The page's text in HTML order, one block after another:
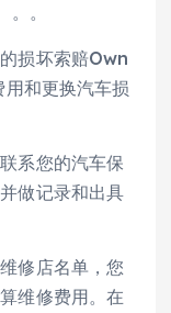
。
损坏索赔Own
和更换汽车损
系您的汽车保
做记录和出具
修店名单，您
维修费用。在